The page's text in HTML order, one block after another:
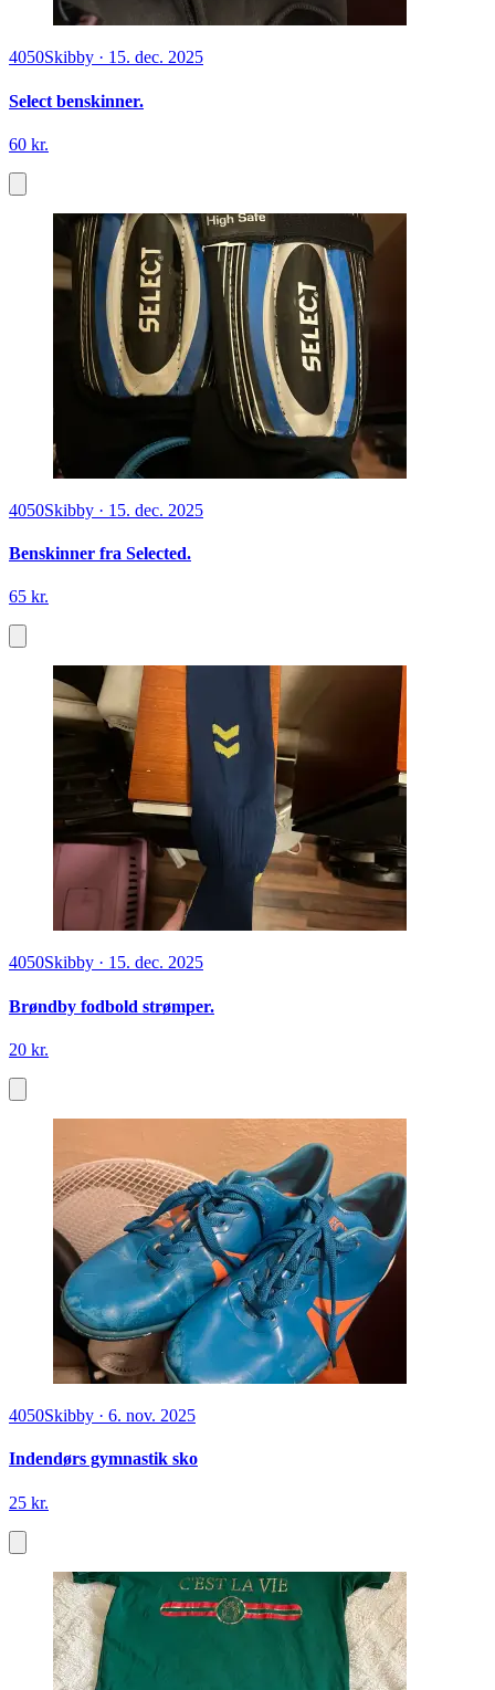
4050Skibby · 15. dec. 2025
Select benskinner.
60 kr.
4050Skibby · 15. dec. 2025
Benskinner fra Selected.
65 kr.
4050Skibby · 15. dec. 2025
Brøndby fodbold strømper.
20 kr.
4050Skibby · 6. nov. 2025
Indendørs gymnastik sko
25 kr.